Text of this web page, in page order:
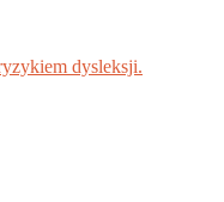
dysleksji.